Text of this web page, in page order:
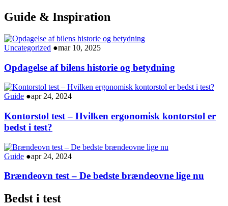
Guide & Inspiration
Uncategorized ●mar 10, 2025
Opdagelse af bilens historie og betydning
Guide ●apr 24, 2024
Kontorstol test – Hvilken ergonomisk kontorstol er
bedst i test?
Guide ●apr 24, 2024
Brændeovn test – De bedste brændeovne lige nu
Bedst i test